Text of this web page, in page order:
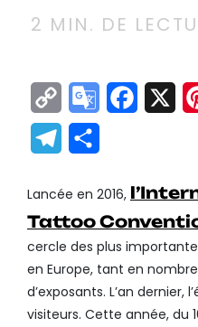
2 MIN. DE
Copy
Link
Google
X
Telegram
Lancée en 2016,
Tattoo
cercle des plus
en Europe, tant en
d’exposants. L’an dernier,
visiteurs. Cette année, du